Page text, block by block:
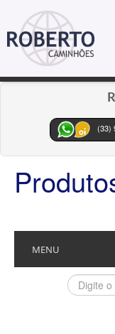
A EMPRESA
FINANCIAMENTO
REFERÊNCIAS
(33)
MENU